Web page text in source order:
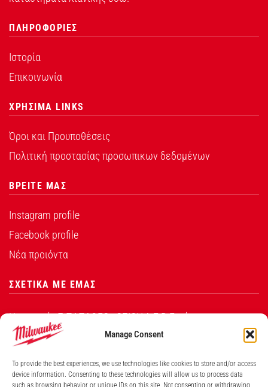
Manage Consent
To provide the best experiences, we use technologies like cookies to store and/or access
device information. Consenting to these technologies will allow us to process data
such as browsing behavior or unique IDs on this site. Not consenting or withdrawing
ΠΛΗΡΟΦΟΡΙΕΣ
Ιστορία
Επικοινωνία
ΧΡΗΣΙΜΑ LINKS
Όροι και Προυποθέσεις
Πολιτική προστασίας προσωπικων δεδομένων
ΒΡΕΙΤΕ ΜΑΣ
Instagram profile
Facebook profile
Νέα προιόντα
ΣΧΕΤΙΚΑ ΜΕ ΕΜΑΣ
Η εταιρεία Σ.ΠΑΠΑΘΕΟ∆ΟΣΙΟΥ Α.Ε.Β.Ε. είναι ο
εξουσιοδοτημένος αντιπρόσωπος από την Techtronic
Industries Co. Ltd για τα προϊόντα που φέρουν το
λογότυπο Milwaukee στην Ελλάδα.